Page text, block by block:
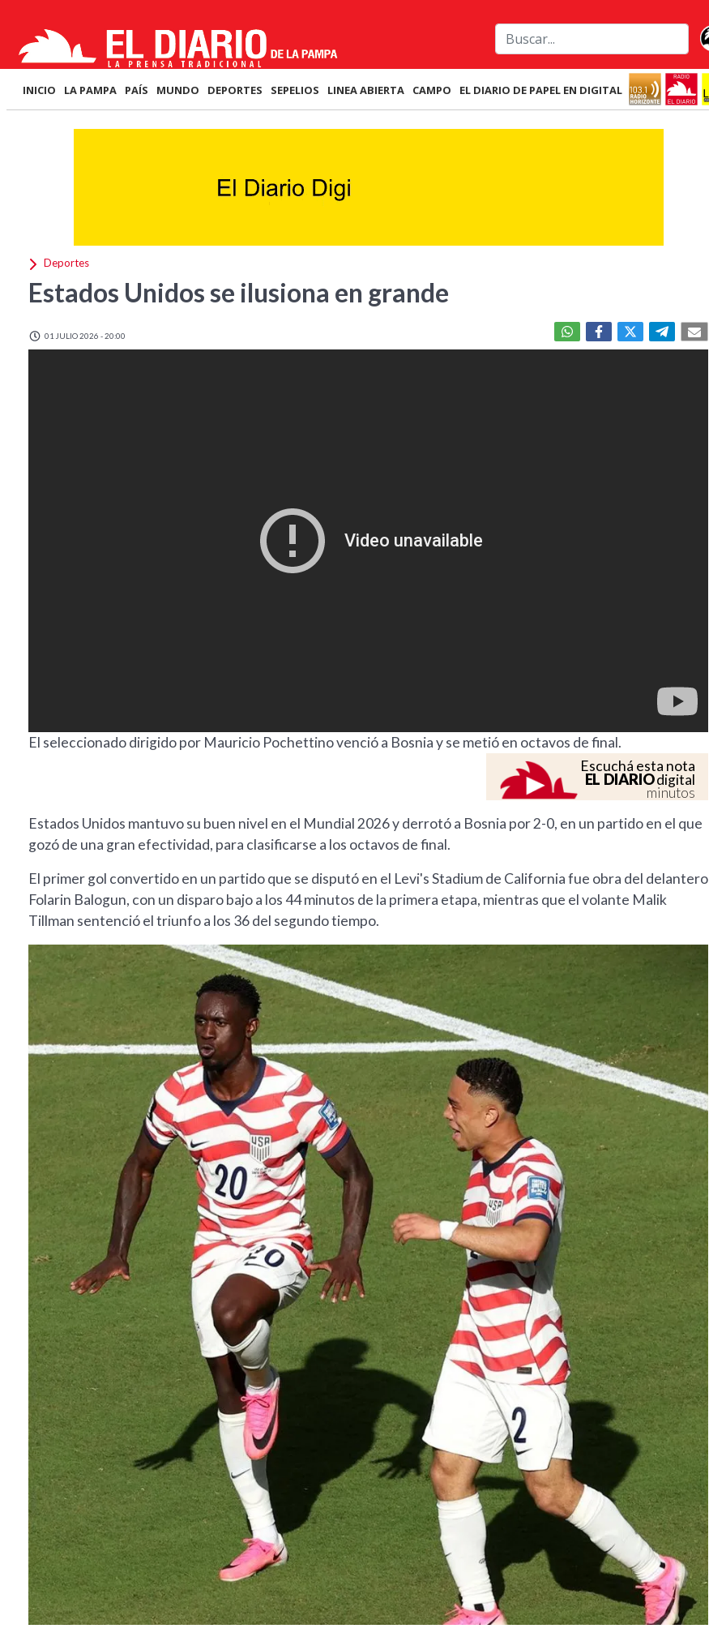
INICIO LA PAMPA PAÍS MUNDO DEPORTES SEPELIOS LINEA ABIERTA CAMPO EL DIARIO DE PAPEL EN DIGITAL
Deportes
Estados Unidos se ilusiona en grande
01 JULIO 2026 - 20:00
El seleccionado dirigido por Mauricio Pochettino venció a Bosnia y se metió en octavos de final.
Escuchá esta nota
EL DIARIOdigital
minutos
Estados Unidos mantuvo su buen nivel en el Mundial 2026 y derrotó a Bosnia por 2-0, en un partido en el que
gozó de una gran efectividad, para clasificarse a los octavos de final.
El primer gol convertido en un partido que se disputó en el Levi's Stadium de California fue obra del delantero
Folarin Balogun, con un disparo bajo a los 44 minutos de la primera etapa, mientras que el volante Malik
Tillman sentenció el triunfo a los 36 del segundo tiempo.